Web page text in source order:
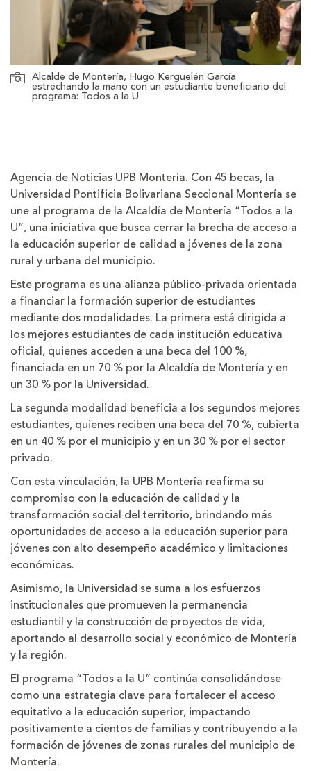
Alcalde de Montería, Hugo Kerguelén García
estrechando la mano con un estudiante beneficiario del
programa: Todos a la U
Agencia de Noticias UPB Montería. Con 45 becas, la
Universidad Pontificia Bolivariana Seccional Montería se
une al programa de la Alcaldía de Montería “Todos a la
U”, una iniciativa que busca cerrar la brecha de acceso a
la educación superior de calidad a jóvenes de la zona
rural y urbana del municipio.
Este programa es una alianza público-privada orientada
a financiar la formación superior de estudiantes
mediante dos modalidades. La primera está dirigida a
los mejores estudiantes de cada institución educativa
oficial, quienes acceden a una beca del 100 %,
financiada en un 70 % por la Alcaldía de Montería y en
un 30 % por la Universidad.
La segunda modalidad beneficia a los segundos mejores
estudiantes, quienes reciben una beca del 70 %, cubierta
en un 40 % por el municipio y en un 30 % por el sector
privado.
Con esta vinculación, la UPB Montería reafirma su
compromiso con la educación de calidad y la
transformación social del territorio, brindando más
oportunidades de acceso a la educación superior para
jóvenes con alto desempeño académico y limitaciones
económicas.
Asimismo, la Universidad se suma a los esfuerzos
institucionales que promueven la permanencia
estudiantil y la construcción de proyectos de vida,
aportando al desarrollo social y económico de Montería
y la región.
El programa “Todos a la U” continúa consolidándose
como una estrategia clave para fortalecer el acceso
equitativo a la educación superior, impactando
positivamente a cientos de familias y contribuyendo a la
formación de jóvenes de zonas rurales del municipio de
Montería.